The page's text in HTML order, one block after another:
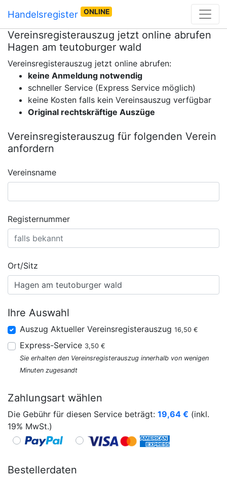
Handelsregister ONLINE
Vereinsregisterauszug jetzt online abrufen
Hagen am teutoburger wald
Vereinsregisterauszug jetzt online abrufen:
keine Anmeldung notwendig
schneller Service (Express Service möglich)
keine Kosten falls kein Vereinsauszug verfügbar
Original rechtskräftige Auszüge
Vereinsregisterauszug für folgenden Verein
anfordern
Vereinsname
Registernummer
Ort/Sitz
Ihre Auswahl
Auszug Aktueller Vereinsregisterauszug 16,50 €
Express-Service 3,50 €
Sie erhalten den Vereinsregisterauszug innerhalb von wenigen
Minuten zugesandt
Zahlungsart wählen
Die Gebühr für diesen Service beträgt: 19,64 € (inkl.
19% MwSt.)
Bestellerdaten